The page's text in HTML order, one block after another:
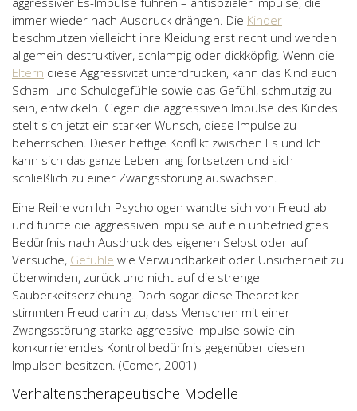
immer wieder nach Ausdruck drängen. Die Kinder
beschmutzen vielleicht ihre Kleidung erst recht und werden
allgemein destruktiver, schlampig oder dickköpfig. Wenn die
Eltern diese Aggressivität unterdrücken, kann das Kind auch
Scham- und Schuldgefühle sowie das Gefühl, schmutzig zu
sein, entwickeln. Gegen die aggressiven Impulse des Kindes
stellt sich jetzt ein starker Wunsch, diese Impulse zu
beherrschen. Dieser heftige Konflikt zwischen Es und Ich
kann sich das ganze Leben lang fortsetzen und sich
schließlich zu einer Zwangsstörung auswachsen.
Eine Reihe von Ich-Psychologen wandte sich von Freud ab
und führte die aggressiven Impulse auf ein unbefriedigtes
Bedürfnis nach Ausdruck des eigenen Selbst oder auf
Versuche, Gefühle wie Verwundbarkeit oder Unsicherheit zu
überwinden, zurück und nicht auf die strenge
Sauberkeitserziehung. Doch sogar diese Theoretiker
stimmten Freud darin zu, dass Menschen mit einer
Zwangsstörung starke aggressive Impulse sowie ein
konkurrierendes Kontrollbedürfnis gegenüber diesen
Impulsen besitzen. (Comer, 2001)
Verhaltenstherapeutische Modelle